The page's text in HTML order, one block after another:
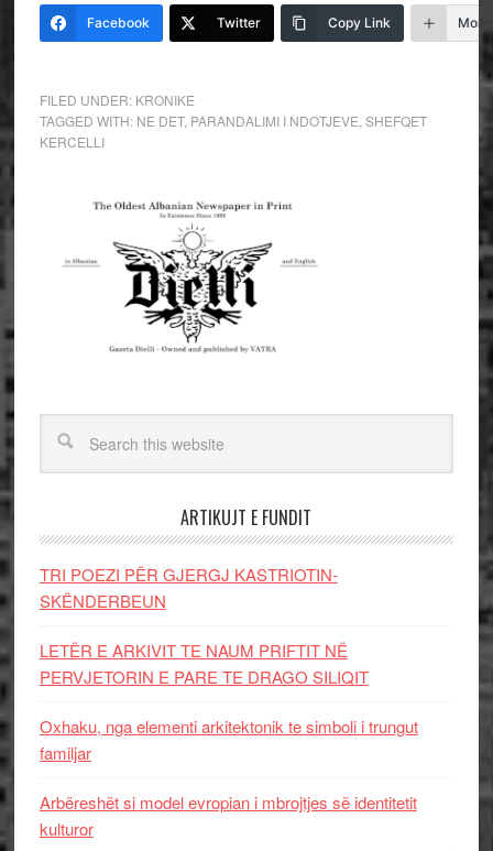
Facebook Twitter Copy Link More
FILED UNDER: KRONIKE
TAGGED WITH: NE DET, PARANDALIMI I NDOTJEVE SHEFQET
KERCELLI
ARTIKUJT E FUNDIT
TRI POEZI PËR GJERGJ KASTRIOTIN-
SKËNDERBEUN
LETËR E ARKIVIT TE NAUM PRIFTIT NË
PERVJETORIN E PARE TE DRAGO SILIQIT
Oxhaku, nga elementi arkitektonik te simboli i trungut
familjar
Arbëreshët si model evropian i mbrojtjes së identitetit
kulturor